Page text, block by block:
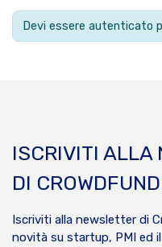
Devi essere autenticato
ISCRIVITI ALLA
DI
Iscriviti alla newsletter di
novità su startup, PMI ed